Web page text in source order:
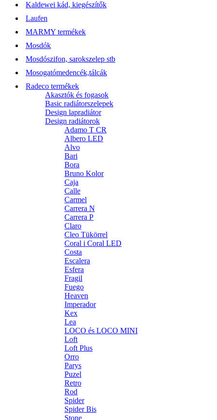
Kaldewei kád, kiegészítők
Laufen
MARMY termékek
Mosdók
Mosdószifon, sarokszelep stb
Mosogatómedencék,tálcák
Radeco termékek
Akasztók és fogasok
Basic radiátorszelepek
Design lapradiátor
Design radiátorok
Adamo T CR
Albero LED
Alvo
Bari
Bora
Bruno Kolor
Caja
Calle
Carmel
Carrera N
Carrera P
Claro
Cleo Tükörrel
Coral i Coral LED
Costa
Escalera
Esfera
Fragil
Fuego
Heaven
Imperador
Kex
Lea
LOCO és LOCO MINI
Loft
Loft Plus
Orro
Parys
Puzel
Retro
Rod
Spider
Spider Bis
Stone